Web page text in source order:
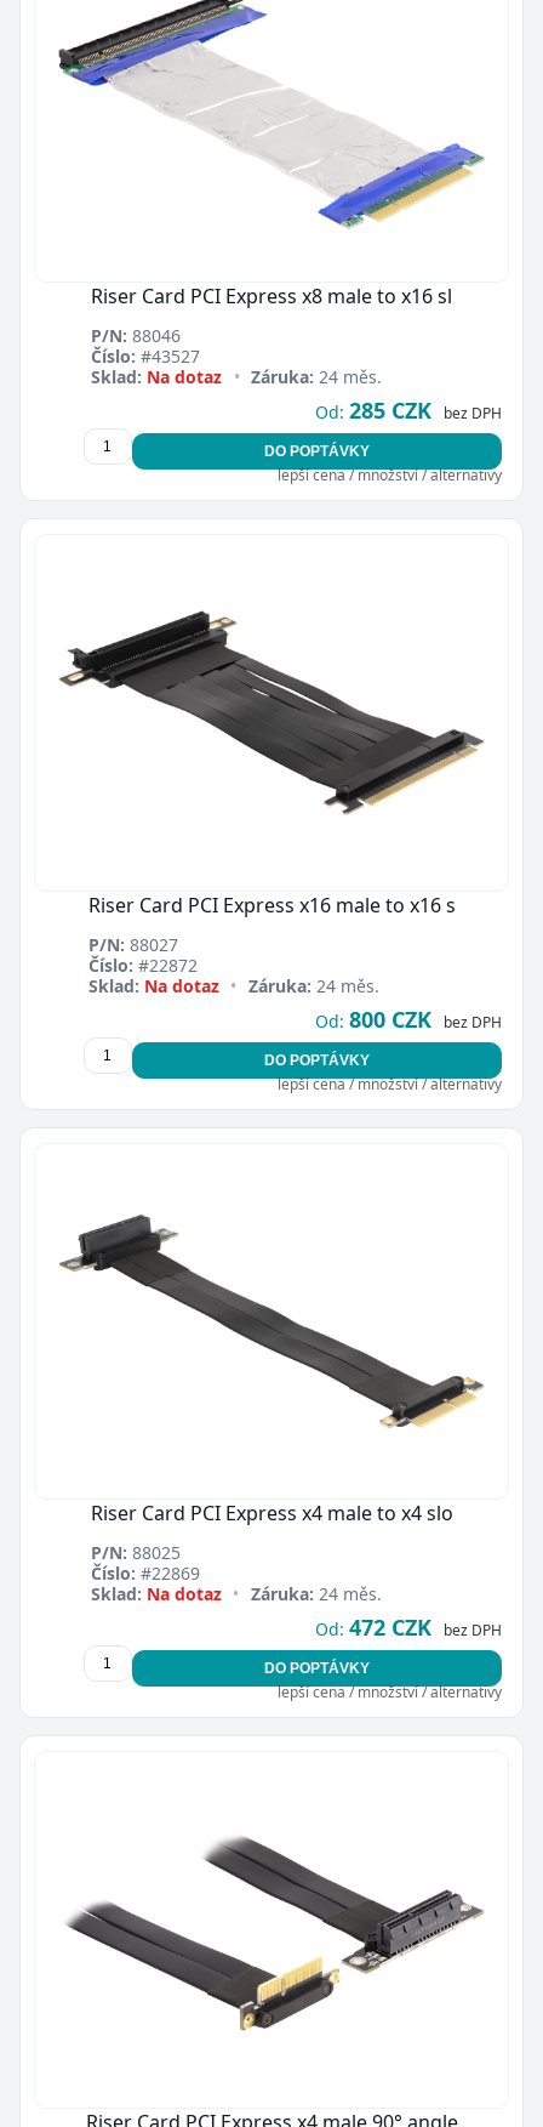
Riser Card PCI Express x8 male to x16 sl
P/N: 88046
Číslo: #43527
Sklad: Na dotaz • Záruka: 24 měs.
Od: 285 CZK bez DPH
DO POPTÁVKY
lepší cena / množství / alternativy
Riser Card PCI Express x16 male to x16 s
P/N: 88027
Číslo: #22872
Sklad: Na dotaz • Záruka: 24 měs.
Od: 800 CZK bez DPH
DO POPTÁVKY
lepší cena / množství / alternativy
Riser Card PCI Express x4 male to x4 slo
P/N: 88025
Číslo: #22869
Sklad: Na dotaz • Záruka: 24 měs.
Od: 472 CZK bez DPH
DO POPTÁVKY
lepší cena / množství / alternativy
Riser Card PCI Express x4 male 90° angle